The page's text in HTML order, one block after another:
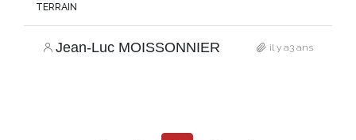
TERRAIN
Jean-Luc MOISSONNIER il y a3 ans